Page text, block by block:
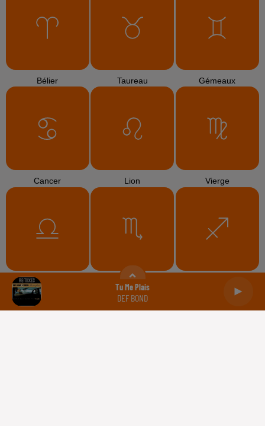
Tu Me Plais
DEF BOND
Bélier Taureau Gémeaux
Cancer Lion Vierge
Balance Scorpion